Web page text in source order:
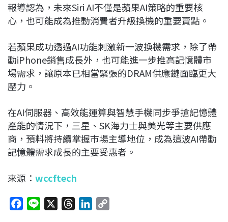
報導認為，未來Siri AI不僅是蘋果AI策略的重要核
心，也可能成為推動消費者升級換機的重要賣點。
若蘋果成功透過AI功能刺激新一波換機需求，除了帶
動iPhone銷售成長外，也可能進一步推高記憶體市
場需求，讓原本已相當緊張的DRAM供應鏈面臨更大
壓力。
在AI伺服器、高效能運算與智慧手機同步爭搶記憶體
產能的情況下，三星、SK海力士與美光等主要供應
商，預料將持續掌握市場主導地位，成為這波AI帶動
記憶體需求成長的主要受惠者。
來源： wccftech